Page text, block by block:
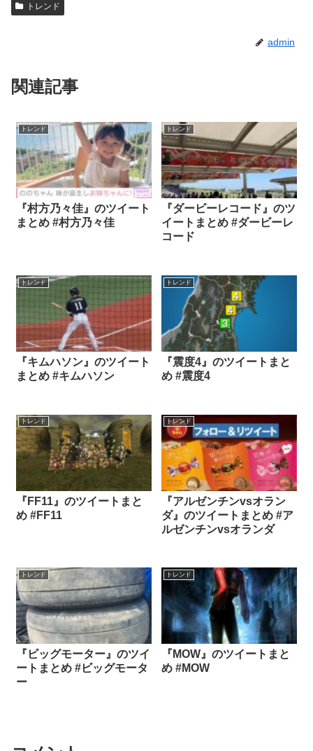
トレンド
admin
関連記事
トレンド
『村方乃々佳』のツイート
まとめ #村方乃々佳
トレンド
『ダービーレコード』のツ
イートまとめ #ダービーレ
コード
トレンド
『キムハソン』のツイート
まとめ #キムハソン
トレンド
『震度4』のツイートまと
め #震度4
トレンド
『FF11』のツイートまと
め #FF11
トレンド
『アルゼンチンvsオラン
ダ』のツイートまとめ #ア
ルゼンチンvsオランダ
トレンド
『ビッグモーター』のツイ
ートまとめ #ビッグモータ
ー
トレンド
『MOW』のツイートまと
め #MOW